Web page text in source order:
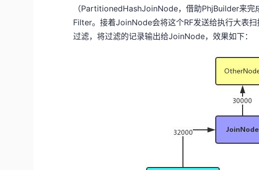
（PartitionedHashJoinNode，借助PhjBuilder来
Filter。接着JoinNode会将这个RF发送给执行大表
过滤，将过滤的记录输出给JoinNode，效果如下：